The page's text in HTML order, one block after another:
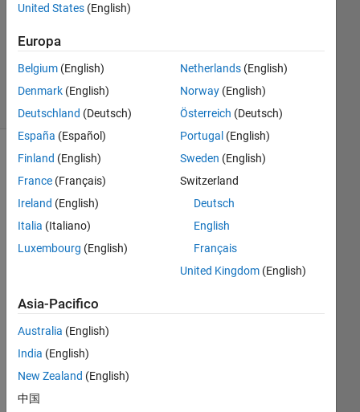
14 Lug
2021
3
Visualizzazioni
(30 giorni)
I
ima
United States (English)
Europa
Belgium (English)
Denmark (English)
Deutschland (Deutsch)
España (Español)
Finland (English)
France (Français)
Ireland (English)
Italia (Italiano)
Luxembourg (English)
Netherlands(English)
Norway(English)
Österreich (Deutsch)
Portugal (English)
Sweden (English)
Switzerland
Deutsch
English
Français
United Kingdom(English)
Asia-Pacifico
Australia (English)
India (English)
New Zealand (English)
中国